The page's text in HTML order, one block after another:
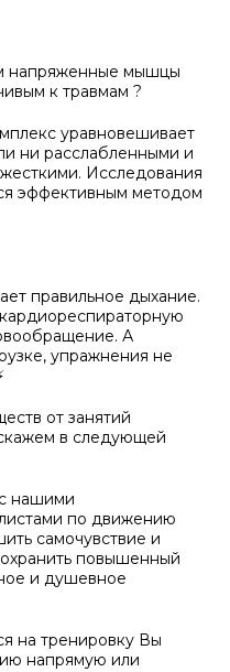
напряженные мышцы
к травмам ?
уравновешивает
ни расслабленными и
Исследования
эффективным методом
правильное дыхание.
А
упражнения не
от занятий
в следующей
нашими
по движению
самочувствие и
повышенный
и душевное
на тренировку Вы
напрямую или